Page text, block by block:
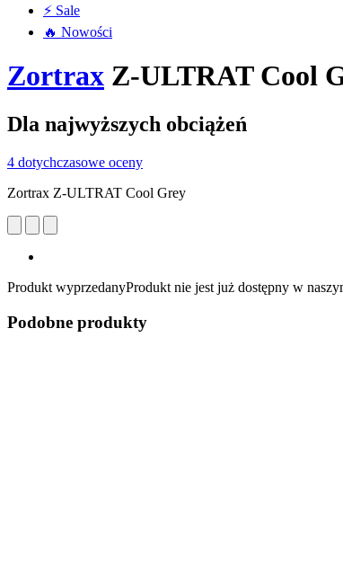
⚡ Sale
🔥 Nowości
Zortrax Z-ULTRAT Cool
Dla najwyższych obciążeń
4 dotychczasowe oceny
Zortrax Z-ULTRAT Cool Grey
Produkt wyprzedanyProdukt nie jest już dostępny w
Podobne produkty